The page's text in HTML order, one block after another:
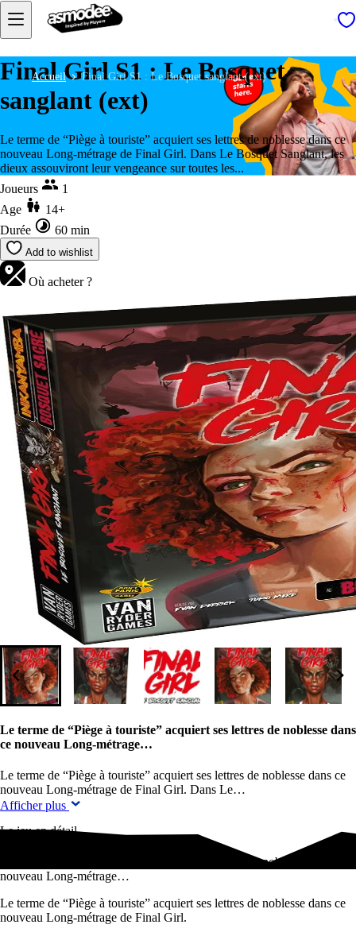
Accueil Final Girl S1 : Le Bosquet sanglant (ext)
Final Girl S1 : Le Bosquet
sanglant (ext)
Le terme de “Piège à touriste” acquiert ses lettres de noblesse dans ce
nouveau Long-métrage de Final Girl. Dans Le Bosquet Sanglant, les
dieux assouviront leur vengeance sur toutes les...
Joueurs
1
Age
14+
Durée
60 min
Add to wishlist
Où acheter ?
Le terme de “Piège à touriste” acquiert ses lettres de noblesse dans
ce nouveau Long-métrage…
Le terme de “Piège à touriste” acquiert ses lettres de noblesse dans ce
nouveau Long-métrage de Final Girl. Dans Le…
Afficher plus
Le jeu en détail
Le terme de “Piège à touriste” acquiert ses lettres de noblesse dans ce
nouveau Long-métrage…
Le terme de “Piège à touriste” acquiert ses lettres de noblesse dans ce
nouveau Long-métrage de Final Girl.